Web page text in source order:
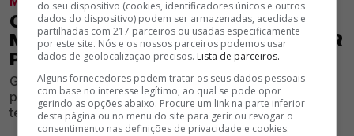
OFICIAL! LEÃO REFORÇA BENFICA E É
MAIS UM NOME SONANTE A INTEGRAR
PLANTEL
Glorioso segue na tentativa de apetrechar a sua equipa
para conseguir voltar ao topo da luta por títulos na
temporada de 2026/27
do seu dispositivo (cookies, identificadores únicos e outros
dados do dispositivo) podem ser armazenadas, acedidas e
partilhadas com 217 parceiros ou usadas especificamente
por este site. Nós e os nossos parceiros podemos usar
dados de geolocalização precisos. Lista de parceiros.
Alguns fornecedores podem tratar os seus dados pessoais
com base no interesse legítimo, ao qual se pode opor
gerindo as opções abaixo. Procure um link na parte inferior
desta página ou no menu do site para gerir ou revogar o
consentimento nas definições de privacidade e cookies.